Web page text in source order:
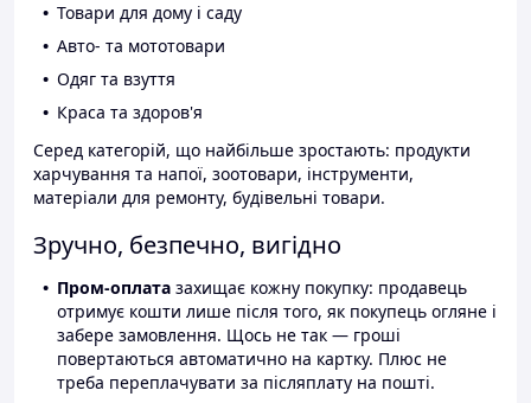
Товари для дому і саду
Авто- та мототовари
Одяг та взуття
Краса та здоров'я
Серед категорій, що найбільше зростають: продукти
харчування та напої, зоотовари, інструменти,
матеріали для ремонту, будівельні товари.
Зручно, безпечно, вигідно
Пром-оплата захищає кожну покупку: продавець
отримує кошти лише після того, як покупець огляне і
забере замовлення. Щось не так — гроші
повертаються автоматично на картку. Плюс не
треба переплачувати за післяплату на пошті.